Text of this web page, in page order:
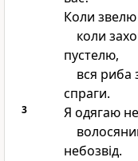
Коли
коли
пустелю,
вся риба
спраги.
3
Я одягаю
небозвід.